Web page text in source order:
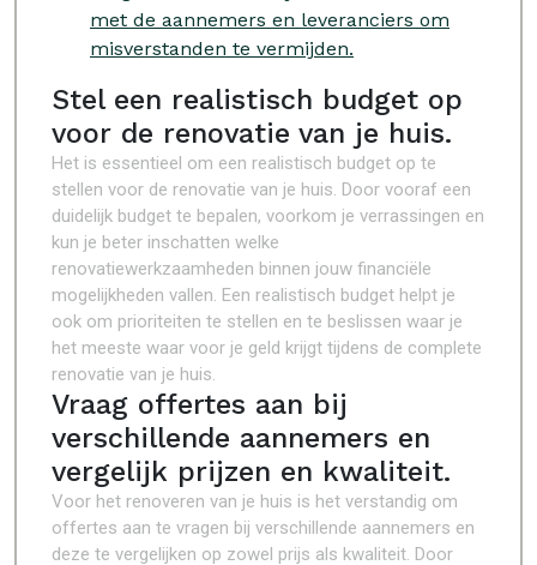
met de aannemers en leveranciers om
misverstanden te vermijden.
Stel een realistisch budget op
voor de renovatie van je huis.
Het is essentieel om een realistisch budget op te
stellen voor de renovatie van je huis. Door vooraf een
duidelijk budget te bepalen, voorkom je verrassingen en
kun je beter inschatten welke
renovatiewerkzaamheden binnen jouw financiële
mogelijkheden vallen. Een realistisch budget helpt je
ook om prioriteiten te stellen en te beslissen waar je
het meeste waar voor je geld krijgt tijdens de complete
renovatie van je huis.
Vraag offertes aan bij
verschillende aannemers en
vergelijk prijzen en kwaliteit.
Voor het renoveren van je huis is het verstandig om
offertes aan te vragen bij verschillende aannemers en
deze te vergelijken op zowel prijs als kwaliteit. Door